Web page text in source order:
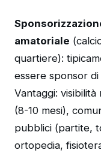
amatoriale
quartiere):
essere sponsor
Vantaggi:
(8-10 mesi),
pubblici (partite,
ortopedia,